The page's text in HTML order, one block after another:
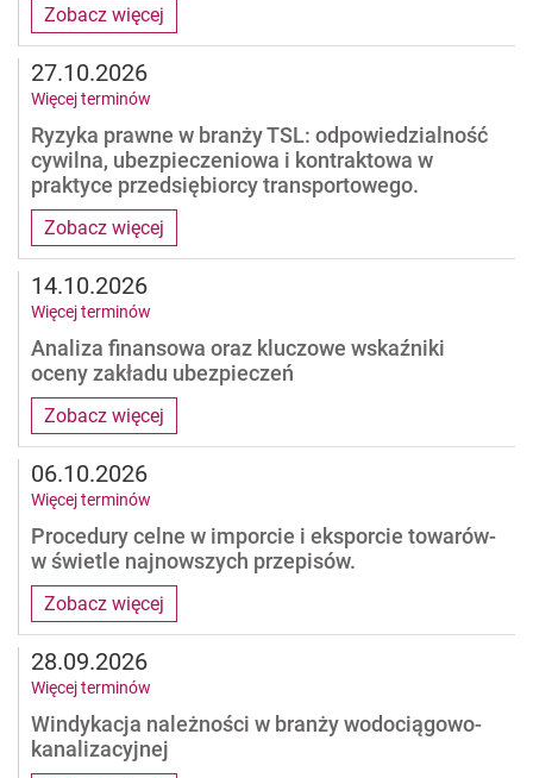
Zobacz więcej
Zobacz więcej
Ryzyka prawne w branży TSL: odpowiedzialność
cywilna, ubezpieczeniowa i kontraktowa w
praktyce przedsiębiorcy transportowego.
27.10.2026
Więcej terminów
Zobacz więcej
Analiza finansowa oraz kluczowe wskaźniki
oceny zakładu ubezpieczeń
14.10.2026
Więcej terminów
Zobacz więcej
Procedury celne w imporcie i eksporcie towarów-
w świetle najnowszych przepisów.
06.10.2026
Więcej terminów
Windykacja należności w branży wodociągowo-
kanalizacyjnej
28.09.2026
Więcej terminów